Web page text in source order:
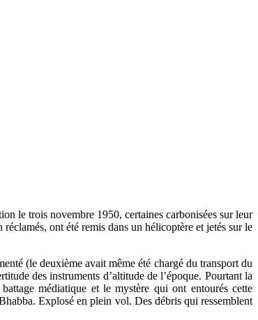
le trois novembre 1950, certaines carbonisées sur leur
ont été remis dans un hélicoptère et jetés sur le
(le deuxième avait même été chargé du transport du
des instruments d’altitude de l’époque. Pourtant la
médiatique et le mystère qui ont entourés cette
Explosé en plein vol. Des débris qui ressemblent